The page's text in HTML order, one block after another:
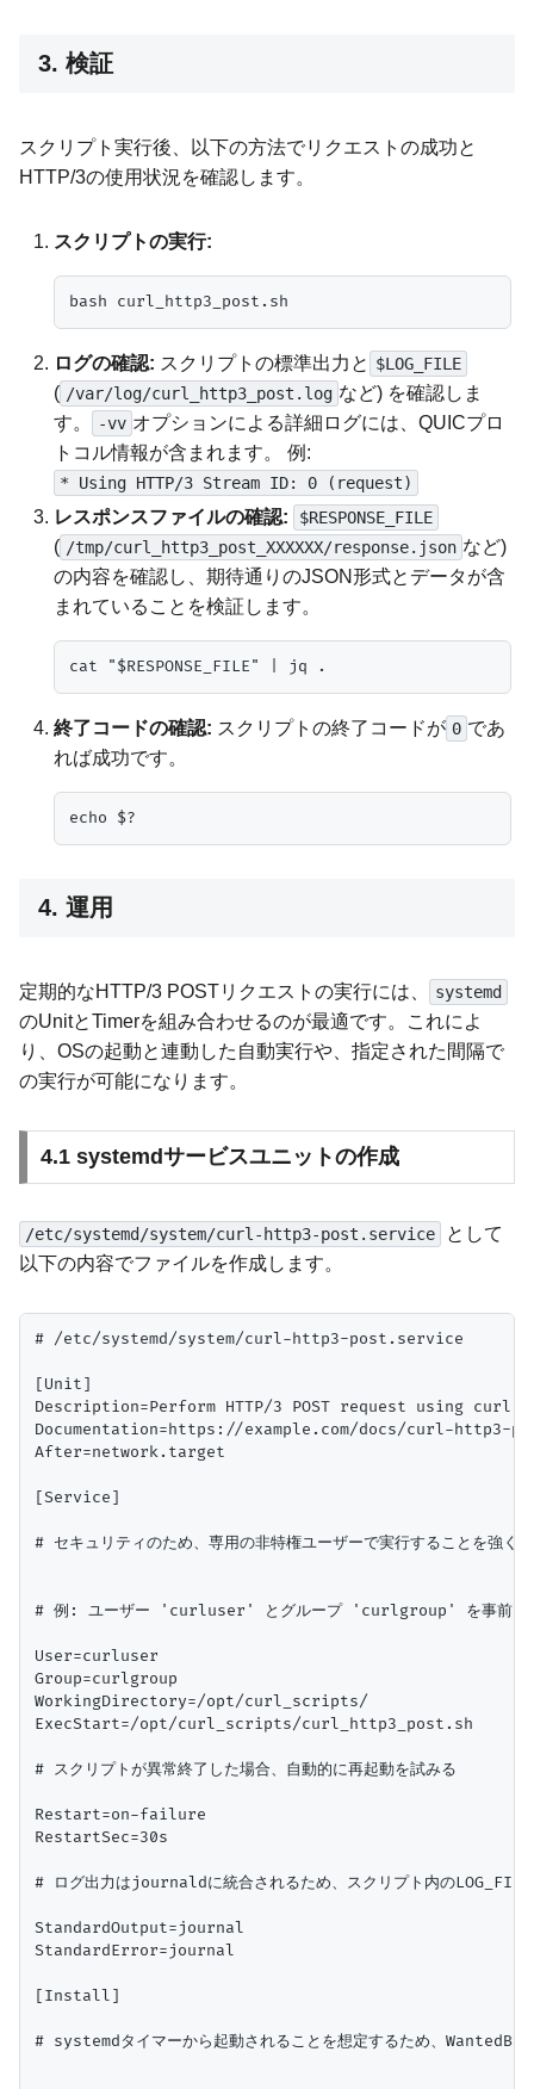
3. 検証
スクリプト実行後、以下の方法でリクエストの成功と
HTTP/3の使用状況を確認します。
スクリプトの実行:
ログの確認: スクリプトの標準出力と $LOG_FILE
( /var/log/curl_http3_post.log など) を確認しま
す。
-vv オプションによる詳細ログには、QUICプロ
トコル情報が含まれます。 例:
* Using HTTP/3 Stream ID: 0 (request)
レスポンスファイルの確認: $RESPONSE_FILE
( /tmp/curl_http3_post_XXXXXX/response.json など)
の内容を確認し、期待通りのJSON形式とデータが含
まれていることを検証します。
終了コードの確認: スクリプトの終了コードが 0 であ
れば成功です。
4. 運用
定期的なHTTP/3 POSTリクエストの実行には、 systemd
のUnitとTimerを組み合わせるのが最適です。これによ
り、OSの起動と連動した自動実行や、指定された間隔で
の実行が可能になります。
4.1 systemdサービスユニットの作成
/etc/systemd/system/curl-http3-post.service
として
以下の内容でファイルを作成します。
# /etc/systemd/system/curl-http3-post.service
[Unit]
Description=Perform HTTP/3 POST request using curl
Documentation=https://example.com/docs/curl-http3-
After=network.target
[Service]
# セキュリティのため、専用の非特権ユーザーで実行することを強く
# 例: ユーザー 'curluser' とグループ 'curlgroup' を事前に
User=curluser
Group=curlgroup
WorkingDirectory=/opt/curl_scripts/
ExecStart=/opt/curl_scripts/curl_http3_post.sh
# スクリプトが異常終了した場合、自動的に再起動を試みる
Restart=on-failure
RestartSec=30s
# ログ出力はjournaldに統合されるため、スクリプト内のLOG_FILE
StandardOutput=journal
StandardError=journal
[Install]
# systemdタイマーから起動されることを想定するため、WantedBy